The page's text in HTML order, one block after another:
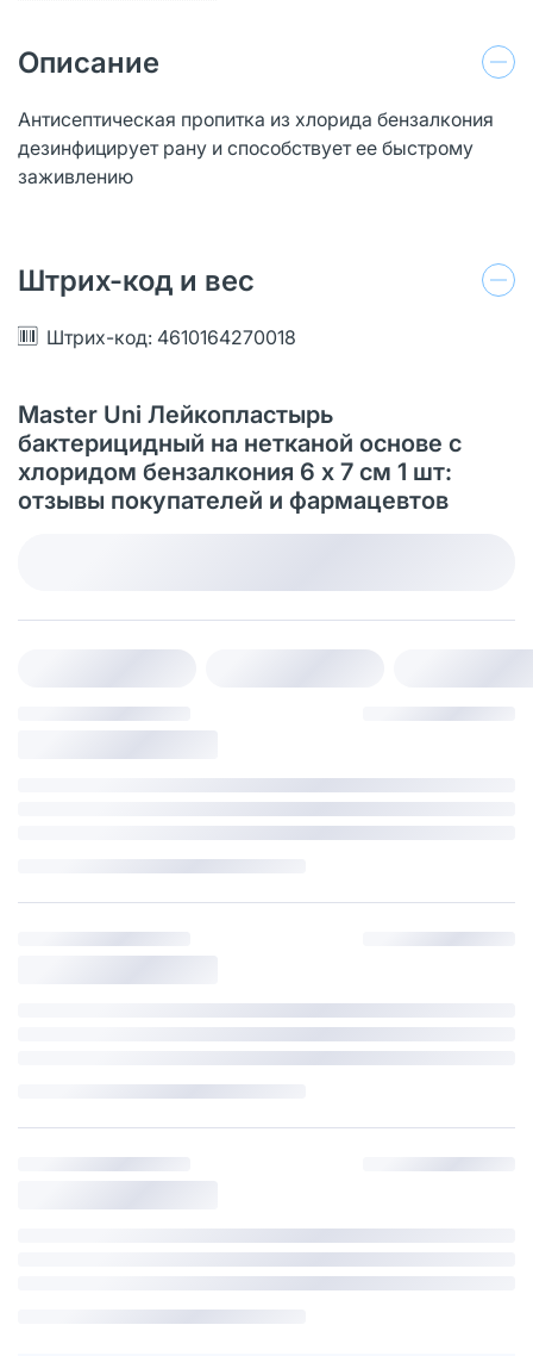
Описание
Антисептическая пропитка из хлорида бензалкония
дезинфицирует рану и способствует ее быстрому
заживлению
Штрих-код и вес
Штрих-код: 4610164270018
Master Uni Лейкопластырь
бактерицидный на нетканой основе с
хлоридом бензалкония 6 х 7 см 1 шт:
отзывы покупателей и фармацевтов